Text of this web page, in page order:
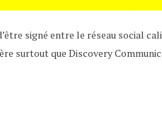
signé entre le réseau social
surtout que Discovery